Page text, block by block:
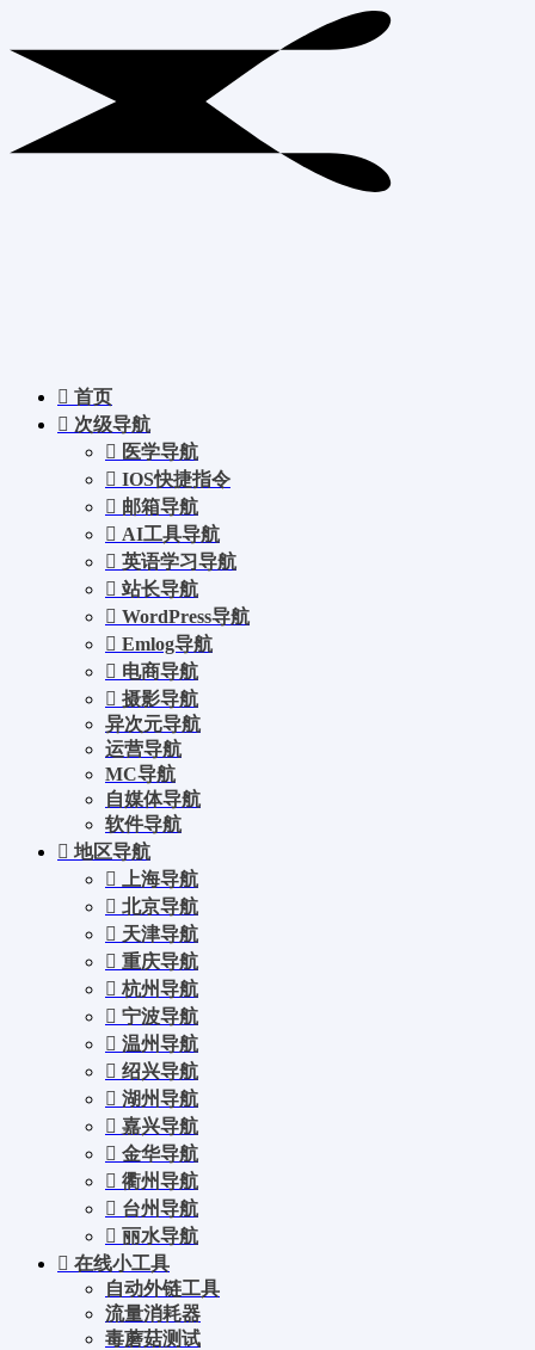
首页
次级导航
医学导航
IOS快捷指令
邮箱导航
AI工具导航
英语学习导航
站长导航
WordPress导航
Emlog导航
电商导航
摄影导航
异次元导航
运营导航
MC导航
自媒体导航
软件导航
地区导航
上海导航
北京导航
天津导航
重庆导航
杭州导航
宁波导航
温州导航
绍兴导航
湖州导航
嘉兴导航
金华导航
衢州导航
台州导航
丽水导航
在线小工具
自动外链工具
流量消耗器
毒蘑菇测试